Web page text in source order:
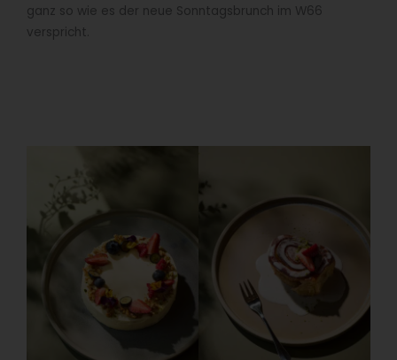
ganz so wie es der neue Sonntagsbrunch im W66
verspricht.